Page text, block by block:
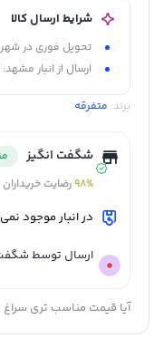
شرایط ارسال کالا
تحویل فوری در
ارسال از انبار مشهد: 3 الی 5 روز کاری
برند: متفرقه
شگفت انگیز
98%رضایت خریداران
در انبار موجود
ارسال توسط
آیا قیمت مناسب تری سراغ